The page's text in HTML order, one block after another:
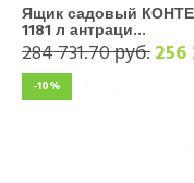
Ящик садовый
1181 л антраци...
284 731.70 руб.256
-10%